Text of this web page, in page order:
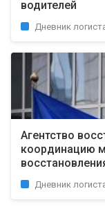
водителей
Дневник
Агентство
координацию
Дневник